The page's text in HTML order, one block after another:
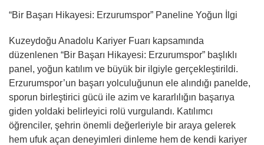
“Bir Başarı Hikayesi: Erzurumspor” Paneline Yoğun İlgi
Kuzeydoğu Anadolu Kariyer Fuarı kapsamında
düzenlenen “Bir Başarı Hikayesi: Erzurumspor” başlıklı
panel, yoğun katılım ve büyük bir ilgiyle gerçekleştirildi.
Erzurumspor’un başarı yolculuğunun ele alındığı panelde,
sporun birleştirici gücü ile azim ve kararlılığın başarıya
giden yoldaki belirleyici rolü vurgulandı. Katılımcı
öğrenciler, şehrin önemli değerleriyle bir araya gelerek
hem ufuk açan deneyimleri dinleme hem de kendi kariyer